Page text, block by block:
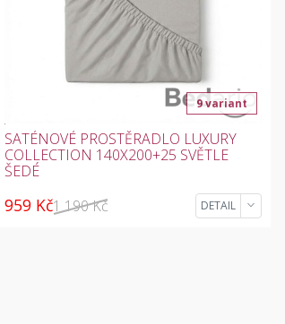
9 variant
SATÉNOVÉ PROSTĚRADLO LUXURY
COLLECTION 140X200+25 SVĚTLE
ŠEDÉ
959 Kč1 190 Kč DETAIL